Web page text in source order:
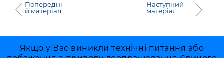
Попередні
й матеріал
Наступний
матеріал
Якщо у Вас виникли технічні питання або